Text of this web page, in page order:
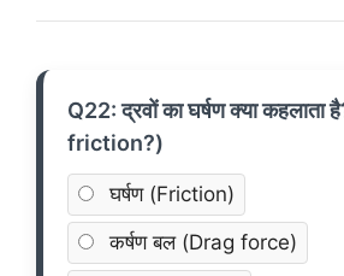
Q22: द्रवों का घर्षण क्या कहलाता
friction?)
घर्षण (Friction)
कर्षण बल (Drag force)